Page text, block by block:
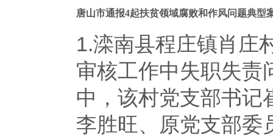
唐山市通报4起扶贫领域腐败和作风问题典型
1.滦南县程庄镇肖庄
审核工作中失职失责
中，该村党支部书记
李胜旺、原党支部委